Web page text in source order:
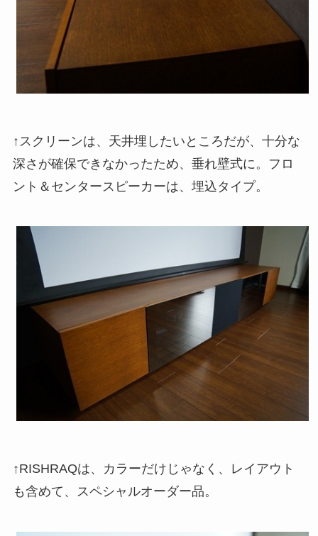
↑スクリーンは、天井埋したいところだが、十分な
深さが確保できなかったため、垂れ壁式に。フロ
ント＆センタースピーカーは、埋込タイプ。
↑RISHRAQは、カラーだけじゃなく、レイアウト
も含めて、スペシャルオーダー品。